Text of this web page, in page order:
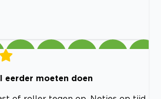
eerder moeten doen